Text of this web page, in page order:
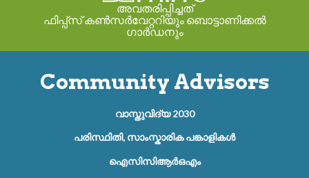
അവതരിപ്പിച്ചത്
ഫിപ്പ്സ് കൺസർവേറ്ററിയും ബൊട്ടാണിക്കൽ
ഗാർഡനും
Community Advisors
വാസ്തുവിദ്യ 2030
പരിസ്ഥിതി, സാംസ്കാരിക പങ്കാളികൾ
ഐസിസിആർഒഎം